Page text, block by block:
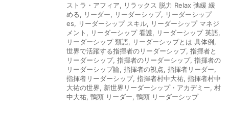
ストラ・アフィア, リラックス 脱力 Relax 弛緩 緩
める, リーダー, リーダーシップ, リーダーシップ
es, リーダーシップ スキル, リーダーシップ マネジ
メント , リーダーシップ 看護, リーダーシップ 英語,
リーダーシップ 類語, リーダーシップとは 具体例,
世界で活躍する指揮者のリーダーシップ, 指揮者と
リーダーシップ, 指揮者のリーダーシップ, 指揮者の
リーダーシップ論, 指揮者の視点, 指揮者リーダー,
指揮者リーダーシップ, 指揮者村中大祐, 指揮者村中
大祐の世界, 新世界リーダーシップ・アカデミー, 村
中大祐, 鴨頭 リーダー, 鴨頭 リーダーシップ